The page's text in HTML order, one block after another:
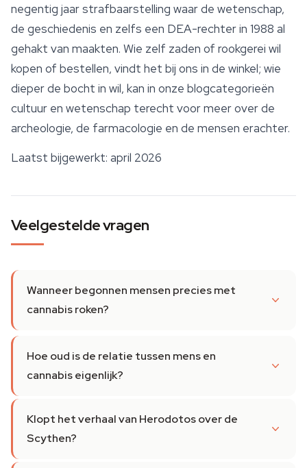
negentig jaar strafbaarstelling waar de wetenschap,
de geschiedenis en zelfs een DEA-rechter in 1988 al
gehakt van maakten. Wie zelf zaden of rookgerei wil
kopen of bestellen, vindt het bij ons in de winkel; wie
dieper de bocht in wil, kan in onze blogcategorieën
cultuur en wetenschap terecht voor meer over de
archeologie, de farmacologie en de mensen erachter.
Laatst bijgewerkt: april 2026
Veelgestelde vragen
Wanneer begonnen mensen precies met
cannabis roken?
Hoe oud is de relatie tussen mens en
cannabis eigenlijk?
Klopt het verhaal van Herodotos over de
Scythen?